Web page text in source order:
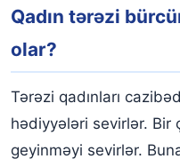
Qadın tərəzi
olar?
Tərəzi qadınları
hədiyyələri sevirlər. Bir
geyinməyi sevirlər.